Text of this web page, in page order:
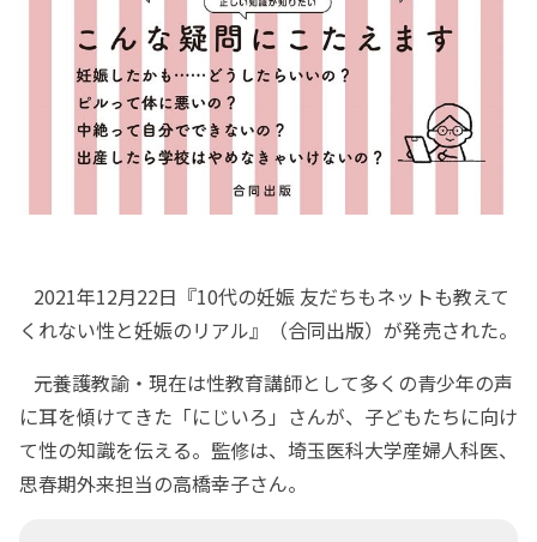
2021年12月22日『10代の妊娠 友だちもネットも教えて
くれない性と妊娠のリアル』（合同出版）が発売された。
元養護教諭・現在は性教育講師として多くの青少年の声
に耳を傾けてきた「にじいろ」さんが、子どもたちに向け
て性の知識を伝える。監修は、埼玉医科大学産婦人科医、
思春期外来担当の高橋幸子さん。